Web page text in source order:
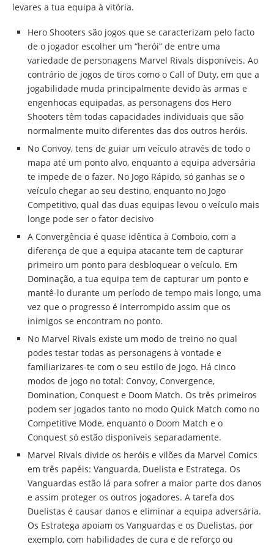
levares a tua equipa à vitória.
Hero Shooters são jogos que se caracterizam pelo facto
de o jogador escolher um “herói” de entre uma
variedade de personagens Marvel Rivals disponíveis. Ao
contrário de jogos de tiros como o Call of Duty, em que a
jogabilidade muda principalmente devido às armas e
engenhocas equipadas, as personagens dos Hero
Shooters têm todas capacidades individuais que são
normalmente muito diferentes das dos outros heróis.
No Convoy, tens de guiar um veículo através de todo o
mapa até um ponto alvo, enquanto a equipa adversária
te impede de o fazer. No Jogo Rápido, só ganhas se o
veículo chegar ao seu destino, enquanto no Jogo
Competitivo, qual das duas equipas levou o veículo mais
longe pode ser o fator decisivo
A Convergência é quase idêntica à Comboio, com a
diferença de que a equipa atacante tem de capturar
primeiro um ponto para desbloquear o veículo. Em
Dominação, a tua equipa tem de capturar um ponto e
mantê-lo durante um período de tempo mais longo, uma
vez que o progresso é interrompido assim que os
inimigos se encontram no ponto.
No Marvel Rivals existe um modo de treino no qual
podes testar todas as personagens à vontade e
familiarizares-te com o seu estilo de jogo. Há cinco
modos de jogo no total: Convoy, Convergence,
Domination, Conquest e Doom Match. Os três primeiros
podem ser jogados tanto no modo Quick Match como no
Competitive Mode, enquanto o Doom Match e o
Conquest só estão disponíveis separadamente.
Marvel Rivals divide os heróis e vilões da Marvel Comics
em três papéis: Vanguarda, Duelista e Estratega. Os
Vanguardas estão lá para sofrer a maior parte dos danos
e assim proteger os outros jogadores. A tarefa dos
Duelistas é causar danos e eliminar a equipa adversária.
Os Estratega apoiam os Vanguardas e os Duelistas, por
exemplo, com habilidades de cura e de reforço ou